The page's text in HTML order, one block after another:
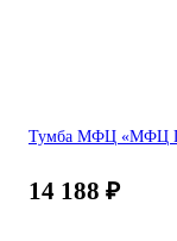
Тумба МФЦ «МФЦ
14 188 ₽